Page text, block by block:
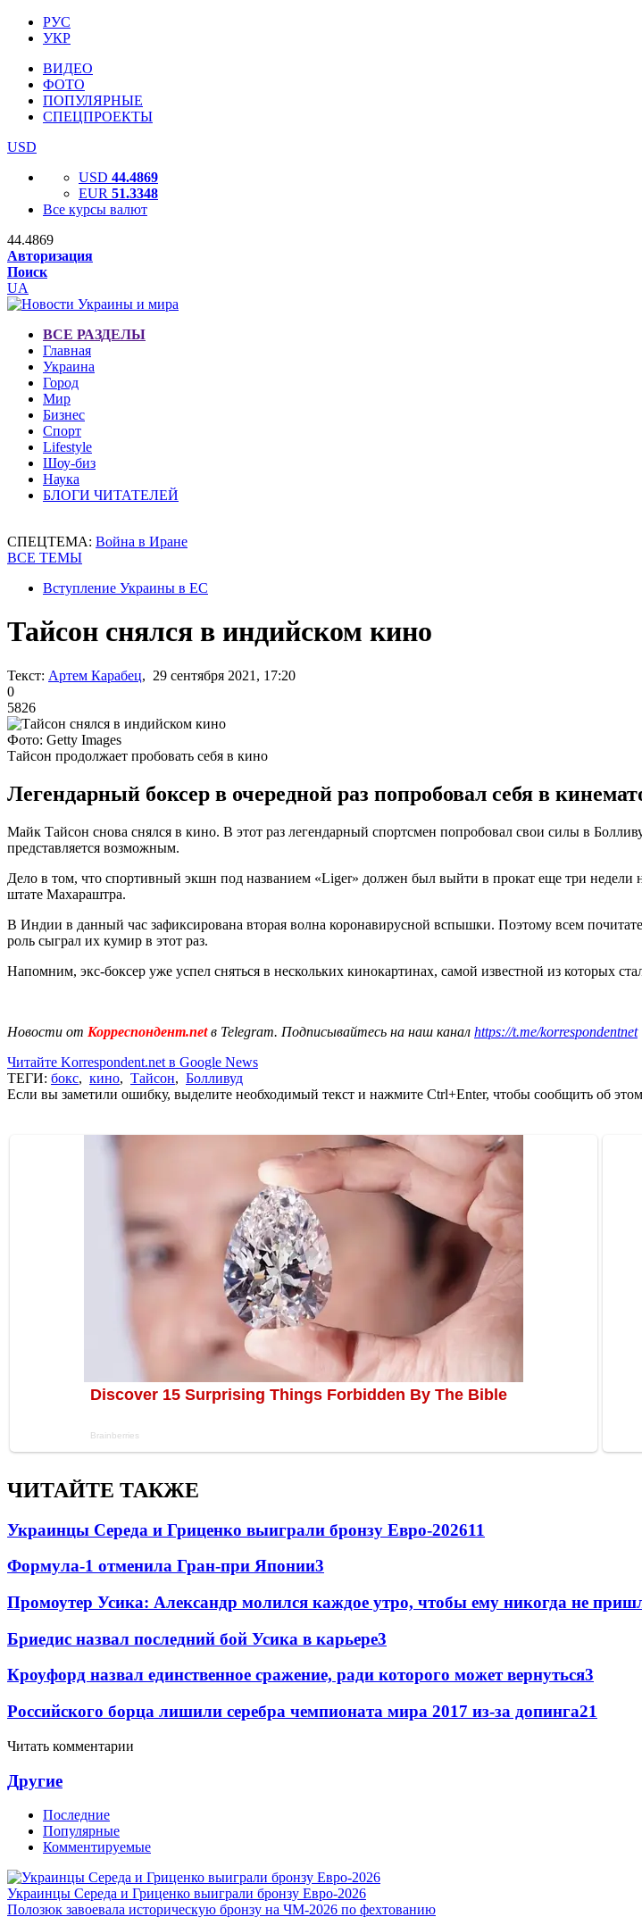
РУС
УКР
ВИДЕО
ФОТО
ПОПУЛЯРНЫЕ
СПЕЦПРОЕКТЫ
USD
USD 44.4869
EUR 51.3348
Все курсы валют
44.4869
Авторизация
Поиск
UA
ВСЕ РАЗДЕЛЫ
Главная
Украина
Город
Мир
Бизнес
Спорт
Lifestyle
Шоу-биз
Наука
БЛОГИ ЧИТАТЕЛЕЙ
СПЕЦТЕМА: Война в Иране
ВСЕ ТЕМЫ
Вступление Украины в ЕС
Тайсон снялся в индийском кино
Текст: Артем Карабец, 29 сентября 2021, 17:20
0
5826
Фото: Getty Images
Тайсон продолжает пробовать себя в кино
Легендарный боксер в очередной раз попробовал себя в
Майк Тайсон снова снялся в кино. В этот раз легендарный спортсмен попробовал свои силы в
представляется возможным.
Дело в том, что спортивный экшн под названием «Liger» должен был выйти в прокат еще три недели
штате Махараштра.
В Индии в данный час зафиксирована вторая волна коронавирусной вспышки. Поэтому всем
роль сыграл их кумир в этот раз.
Напомним, экс-боксер уже успел сняться в нескольких кинокартинах, самой известной из которых
Новости от Корреспондент.netв Telegram. Подписывайтесь на наш канал https://t.me/korrespondentnet
Читайте Korrespondent.net в Google News
ТЕГИ: бокс, кино, Тайсон, Болливуд
Если вы заметили ошибку, выделите необходимый текст и нажмите Ctrl+Enter, чтобы сообщить об
ЧИТАЙТЕ ТАКЖЕ
Украинцы Середа и Гриценко выиграли бронзу Евро-202611
Формула-1 отменила Гран-при Японии3
Промоутер Усика: Александр молился каждое утро, чтобы ему никогда не
Бриедис назвал последний бой Усика в карьере3
Кроуфорд назвал единственное сражение, ради которого может вернуться3
Российского борца лишили серебра чемпионата мира 2017 из-за допинга21
Читать комментарии
Другие
Последние
Популярные
Комментируемые
Украинцы Середа и Гриценко выиграли бронзу Евро-2026
Полозюк завоевала историческую бронзу на ЧМ-2026 по фехтованию